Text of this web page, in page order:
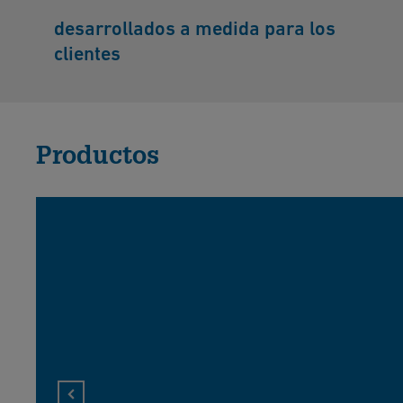
desarrollados a medida para los
clientes
Productos